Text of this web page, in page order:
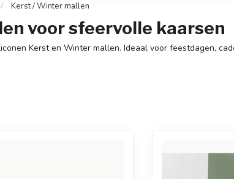
/ Kerst / Winter mallen
voor sfeervolle kaarsen
Kerst en Winter mallen. Ideaal voor feestdagen,